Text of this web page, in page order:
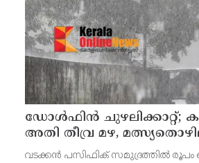
കേന്ദ്രം എന്നിവയുടെ നവീ
ഡോള്‍ഫിന്‍ ചുഴലിക്കാറ്റ്;
അതി തീവ്ര മഴ,
നിയന്ത്രണം
വടക്കന്‍ പസിഫിക് സമുദ്രത്തില്‍